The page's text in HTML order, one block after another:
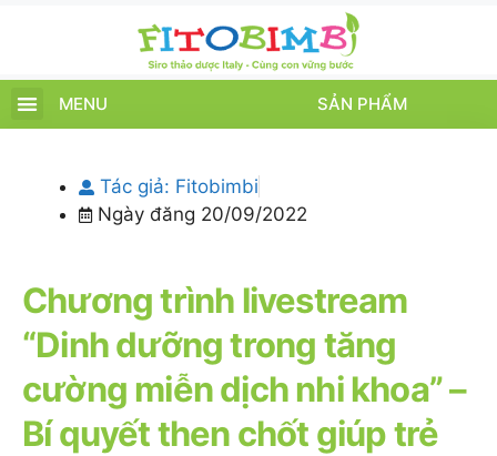
MENU SẢN PHẨM
Tác giả: Fitobimbi
Ngày đăng 20/09/2022
Chương trình livestream
“Dinh dưỡng trong tăng
cường miễn dịch nhi khoa” –
Bí quyết then chốt giúp trẻ